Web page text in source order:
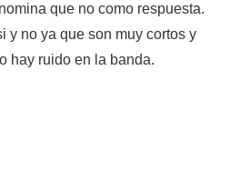
que no como respuesta.
y no ya que son muy cortos y
hay ruido en la banda.